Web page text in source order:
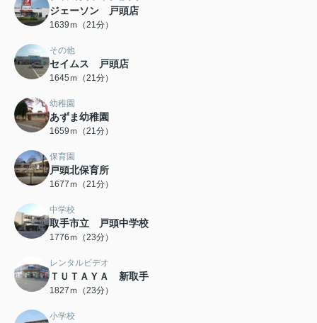
ジェーソン 戸頭店
1639ｍ（21分）
その他
セイムス 戸頭店
1645ｍ（21分）
幼稚園
あずま幼稚園
1659ｍ（21分）
保育園
戸頭北保育所
1677ｍ（21分）
中学校
取手市立 戸頭中学校
1776ｍ（23分）
レンタルビデオ
ＴＵＴＡＹＡ 新取手
1827ｍ（23分）
小学校